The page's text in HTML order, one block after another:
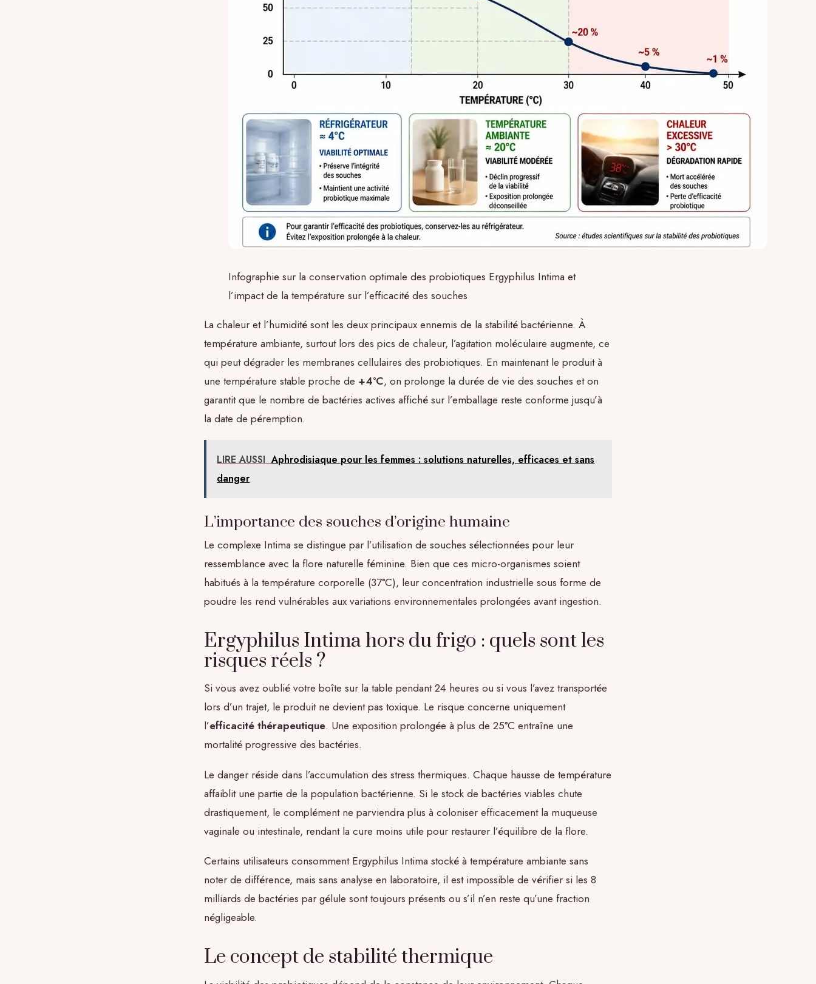
Infographie sur la conservation optimale des probiotiques Ergyphilus Intima et
l’impact de la température sur l’efficacité des souches
La chaleur et l’humidité sont les deux principaux ennemis de la stabilité bactérienne. À
température ambiante, surtout lors des pics de chaleur, l’agitation moléculaire augmente, ce
qui peut dégrader les membranes cellulaires des probiotiques. En maintenant le produit à
une température stable proche de +4°C, on prolonge la durée de vie des souches et on
garantit que le nombre de bactéries actives affiché sur l’emballage reste conforme jusqu’à
la date de péremption.
LIRE AUSSI Aphrodisiaque pour les femmes : solutions naturelles, efficaces et sans
danger
L’importance des souches d’origine humaine
Le complexe Intima se distingue par l’utilisation de souches sélectionnées pour leur
ressemblance avec la flore naturelle féminine. Bien que ces micro-organismes soient
habitués à la température corporelle (37°C), leur concentration industrielle sous forme de
poudre les rend vulnérables aux variations environnementales prolongées avant ingestion.
Ergyphilus Intima hors du frigo : quels sont les
risques réels ?
Si vous avez oublié votre boîte sur la table pendant 24 heures ou si vous l’avez transportée
lors d’un trajet, le produit ne devient pas toxique. Le risque concerne uniquement
l’efficacité thérapeutique. Une exposition prolongée à plus de 25°C entraîne une
mortalité progressive des bactéries.
Le danger réside dans l’accumulation des stress thermiques. Chaque hausse de température
affaiblit une partie de la population bactérienne. Si le stock de bactéries viables chute
drastiquement, le complément ne parviendra plus à coloniser efficacement la muqueuse
vaginale ou intestinale, rendant la cure moins utile pour restaurer l’équilibre de la flore.
Certains utilisateurs consomment Ergyphilus Intima stocké à température ambiante sans
noter de différence, mais sans analyse en laboratoire, il est impossible de vérifier si les 8
milliards de bactéries par gélule sont toujours présents ou s’il n’en reste qu’une fraction
négligeable.
Le concept de stabilité thermique